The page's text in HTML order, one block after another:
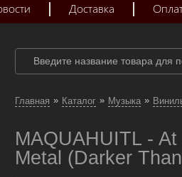
Доставка
Главная » Каталог » Музыка »
MAQUAHUITL -
Metal (Darker